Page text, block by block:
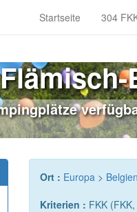
Startseite 304
Ort : Europa > Belgien
Kriterien : FKK